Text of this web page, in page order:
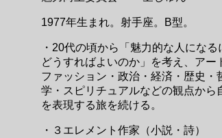
1977年生まれ。射手座。B型。
・20代の頃から「魅力的な人になる
どうすればよいのか」を考え、アー
ファッション・政治・経済・歴史・
学・スピリチュアルなどの観点から
を表現する旅を続ける。
・３エレメント作家（小説・詩）